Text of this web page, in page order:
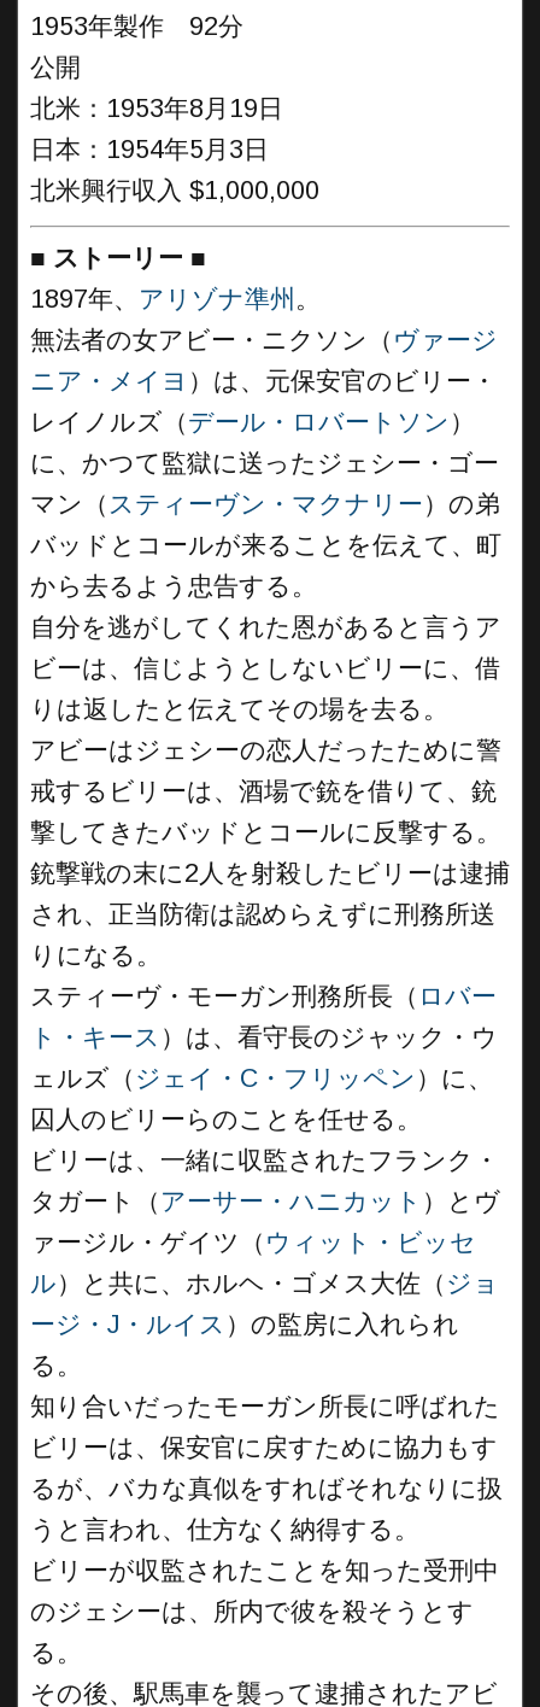
1953年製作 92分
公開
北米：1953年8月19日
日本：1954年5月3日
北米興行収入 $1,000,000
■ ストーリー ■
1897年、 アリゾナ準州 。
無法者の女アビー・ニクソン（ ヴァージ
ニア・メイヨ ）は、元保安官のビリー・
レイノルズ（デール・ロバートソン ）
に、かつて監獄に送ったジェシー・ゴー
マン（ スティーヴン・マクナリー）の弟
バッドとコールが来ることを伝えて、町
から去るよう忠告する。
自分を逃がしてくれた恩があると言うア
ビーは、信じようとしないビリーに、借
りは返したと伝えてその場を去る。
アビーはジェシーの恋人だったために警
戒するビリーは、酒場で銃を借りて、銃
撃してきたバッドとコールに反撃する。
銃撃戦の末に2人を射殺したビリーは逮捕
され、正当防衛は認めらえずに刑務所送
りになる。
スティーヴ・モーガン刑務所長（ ロバー
ト・キース ）は、看守長のジャック・ウ
ェルズ（ ジェイ・C・フリッペン ）に、
囚人のビリーらのことを任せる。
ビリーは、一緒に収監されたフランク・
タガート（ アーサー・ハニカット ）とヴ
ァージル・ゲイツ（ ウィット・ビッセ
ル）と共に、ホルヘ・ゴメス大佐（ ジョ
ージ・J・ルイス ）の監房に入れられ
る。
知り合いだったモーガン所長に呼ばれた
ビリーは、保安官に戻すために協力もす
るが、バカな真似をすればそれなりに扱
うと言われ、仕方なく納得する。
ビリーが収監されたことを知った受刑中
のジェシーは、所内で彼を殺そうとす
る。
その後、駅馬車を襲って逮捕されたアビ